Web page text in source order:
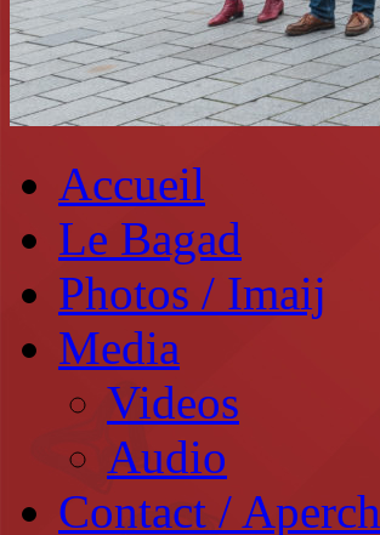
Accueil
Le Bagad
Photos / Imaij
Media
Videos
Audio
Contact / Aperch